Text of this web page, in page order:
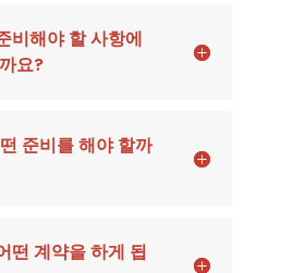
비해야 할 사항에
요?
준비를 해야 할까
떤 계약을 하게 됩